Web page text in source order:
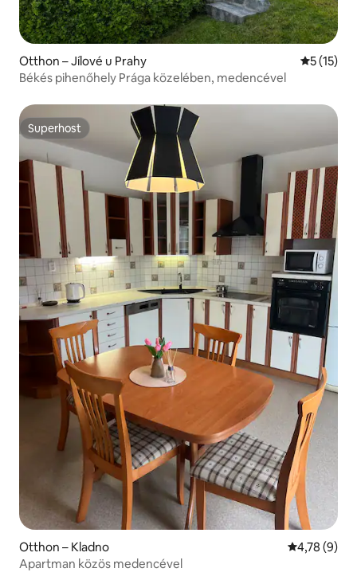
Otthon – Jílové u Prahy Átlagos
5 (15)
Békés pihenőhely Prága közelében, medencével
Superhost
Superhost
Otthon – Kladno Átlagos
4,78 (9)
Apartman közös medencével